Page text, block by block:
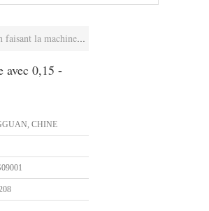
avec 0,15 - 0.80mm
avec 0,15 -
CHINE